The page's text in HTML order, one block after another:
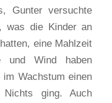
Gunter versuchte
was die Kinder an
eine Mahlzeit
und Wind haben
Wachstum einen
Nichts ging. Auch